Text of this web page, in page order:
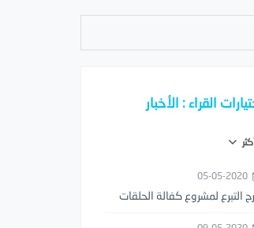
القراء : الأخبار
05-05-2020
التبرع لمشروع كفالة الحلقات